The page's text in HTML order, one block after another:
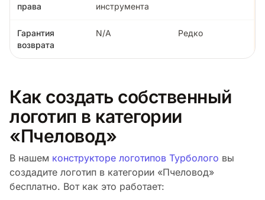
права
инструмента
Гарантия
возврата
N/A Редко
Как создать собственный
логотип в категории
«Пчеловод»
В нашем конструкторе логотипов Турболого вы
создадите логотип в категории «Пчеловод»
бесплатно. Вот как это работает: